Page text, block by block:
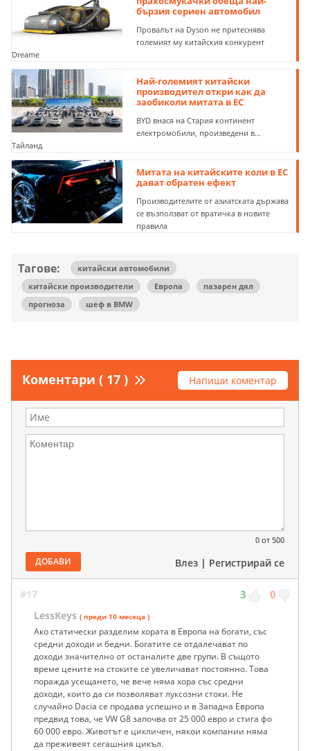
бързия сериен автомобил
Провалът на Dyson не притеснява
големият му китайския конкурент
Dreame
Най-големият китайски
производител откри как да
заобиколи митата в ЕС
BYD внася на Стария континент
електромобили, произведени в...
Тайланд
Митата на китайските коли в ЕС
дават обратен ефект
Производителите от азиатската държава
се възползват от вратичка в новите
правила
Тагове:
китайски автомобили
китайски производители
Европа
пазарен дял
прогноза
шеф в BMW
Коментари ( 17 ) Напиши коментар
0 от 500
ДОБАВИ Влез | Регистрирай се
#17 3 0
LessKeys ( преди 10 месеца )
Ако статически разделим хората в Европа на богати, със
средни доходи и бедни. Богатите се отдалечават по
доходи значително от останалите две групи. В същото
време цените на стоките се увеличават постоянно. Това
поражда усещането, че вече няма хора със средни
доходи, които да си позволяват луксозни стоки. Не
случайно Dacia се продава успешно и в Западна Европа
предвид това, че VW G8 започва от 25 000 евро и стига фо
60 000 евро. Животът е цикличен, някои компании няма
да преживеят сегашния цикъл.